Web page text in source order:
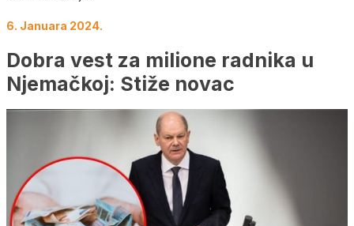
6. Januara 2024.
Dobra vest za milione radnika u
Njemačkoj: Stiže novac